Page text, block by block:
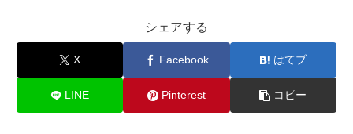
シェアする
X Facebook はてブ
LINE Pinterest コピー